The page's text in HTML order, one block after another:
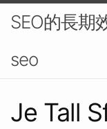
SEO的長期
seo
Je Tall